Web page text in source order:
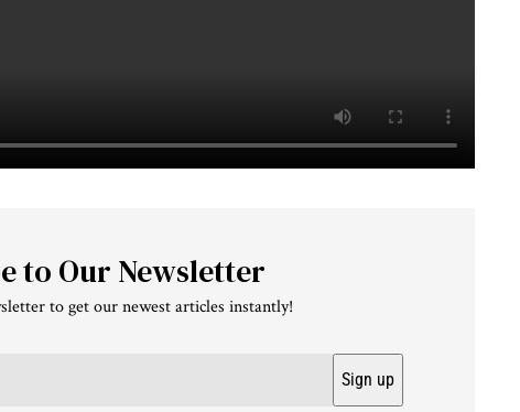
to Our Newsletter
to get our newest articles instantly!